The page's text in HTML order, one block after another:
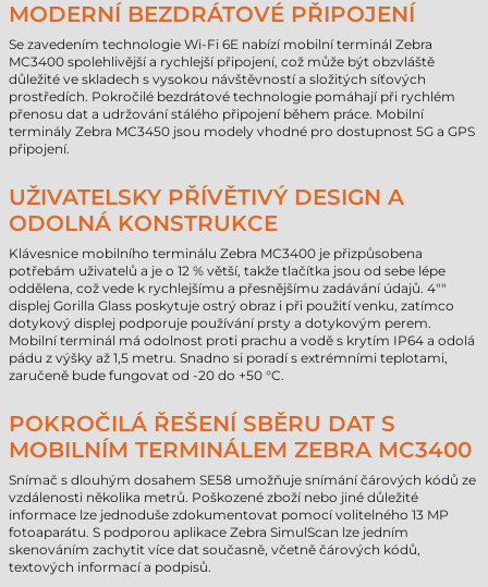
MODERNÍ BEZDRÁTOVÉ PŘIPOJENÍ
Se zavedením technologie Wi-Fi 6E nabízí mobilní terminál Zebra
MC3400 spolehlivější a rychlejší připojení, což může být obzvláště
důležité ve skladech s vysokou návštěvností a složitých síťových
prostředích. Pokročilé bezdrátové technologie pomáhají při rychlém
přenosu dat a udržování stálého připojení během práce. Mobilní
terminály Zebra MC3450 jsou modely vhodné pro dostupnost 5G a GPS
připojení.
UŽIVATELSKY PŘÍVĚTIVÝ DESIGN A
ODOLNÁ KONSTRUKCE
Klávesnice mobilního terminálu Zebra MC3400 je přizpůsobena
potřebám uživatelů a je o 12 % větší, takže tlačítka jsou od sebe lépe
oddělena, což vede k rychlejšímu a přesnějšímu zadávání údajů. 4""
displej Gorilla Glass poskytuje ostrý obraz i při použití venku, zatímco
dotykový displej podporuje používání prsty a dotykovým perem.
Mobilní terminál má odolnost proti prachu a vodě s krytím IP64 a odolá
pádu z výšky až 1,5 metru. Snadno si poradí s extrémními teplotami,
zaručeně bude fungovat od -20 do +50 °C.
POKROČILÁ ŘEŠENÍ SBĚRU DAT S
MOBILNÍM TERMINÁLEM ZEBRA MC3400
Snímač s dlouhým dosahem SE58 umožňuje snímání čárových kódů ze
vzdálenosti několika metrů. Poškozené zboží nebo jiné důležité
informace lze jednoduše zdokumentovat pomocí volitelného 13 MP
fotoaparátu. S podporou aplikace Zebra SimulScan lze jedním
skenováním zachytit více dat současně, včetně čárových kódů,
textových informací a podpisů.